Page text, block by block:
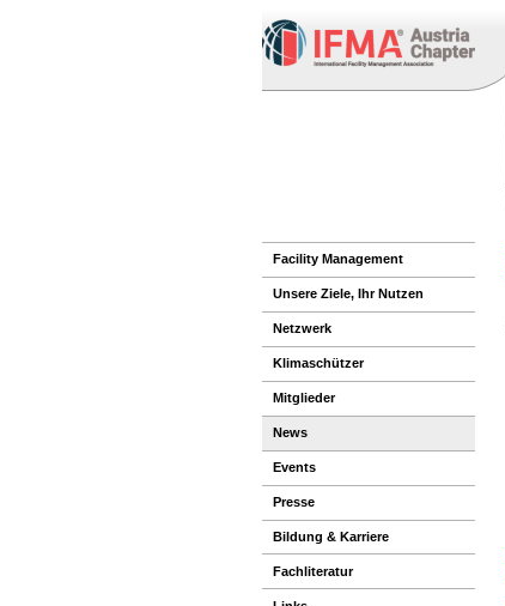
Facility Management
Unsere Ziele, Ihr Nutzen
Netzwerk
Klimaschützer
Mitglieder
News
Events
Presse
Bildung & Karriere
Fachliteratur